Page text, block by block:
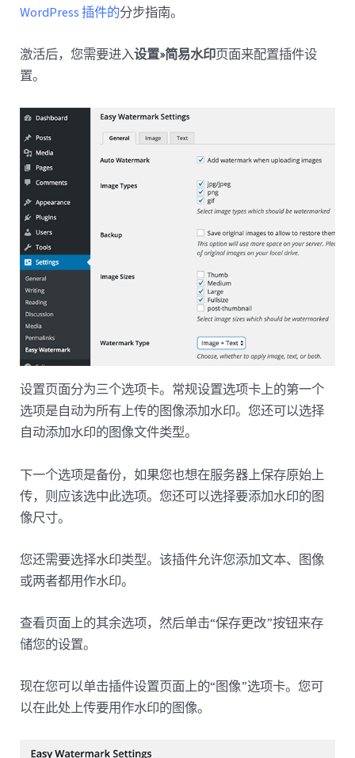
WordPress 插件的分步指南。
激活后，您需要进入设置»简易水印页面来配置插件设
置。
设置页面分为三个选项卡。常规设置选项卡上的第一个
选项是自动为所有上传的图像添加水印。您还可以选择
自动添加水印的图像文件类型。
下一个选项是备份，如果您也想在服务器上保存原始上
传，则应该选中此选项。您还可以选择要添加水印的图
像尺寸。
您还需要选择水印类型。该插件允许您添加文本、图像
或两者都用作水印。
查看页面上的其余选项，然后单击“保存更改”按钮来存
储您的设置。
现在您可以单击插件设置页面上的“图像”选项卡。您可
以在此处上传要用作水印的图像。